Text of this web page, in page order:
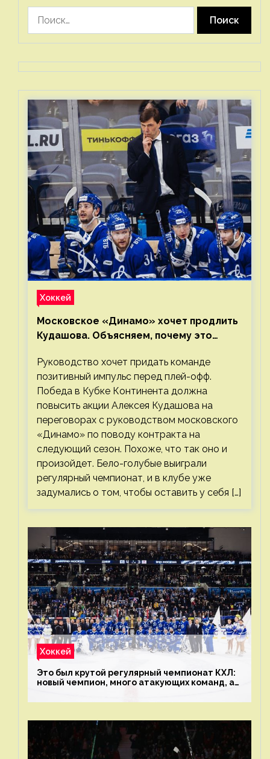
Хоккей
Московское «Динамо» хочет продлить
Кудашова. Объясняем, почему это
Руководство хочет придать команде
позитивный импульс перед плей-офф.
Победа в Кубке Континента должна
повысить акции Алексея Кудашова на
переговорах с руководством московского
«Динамо» по поводу контракта на
следующий сезон. Похоже, что так оно и
произойдет. Бело-голубые выиграли
регулярный чемпионат, и в клубе уже
задумались о том, чтобы оставить у себя […]
Хоккей
Это был крутой регулярный чемпионат КХЛ:
новый чемпион, много атакующих команд, а